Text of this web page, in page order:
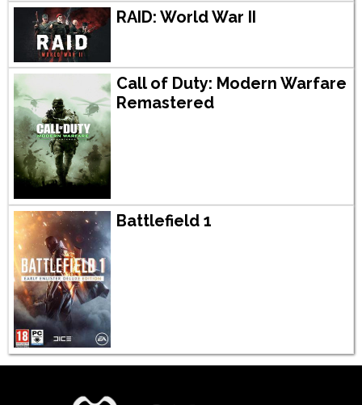
RAID: World War II
Call of Duty: Modern Warfare
Remastered
Battlefield 1